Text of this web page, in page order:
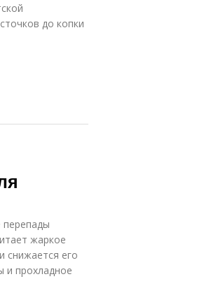
до копки
жаркое
снижается его
и прохладное